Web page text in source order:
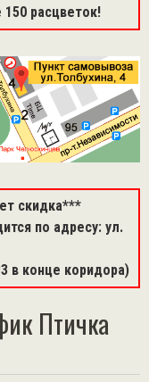
расцветок!
скидка***
по адресу: ул.
в конце коридора)
Птичка